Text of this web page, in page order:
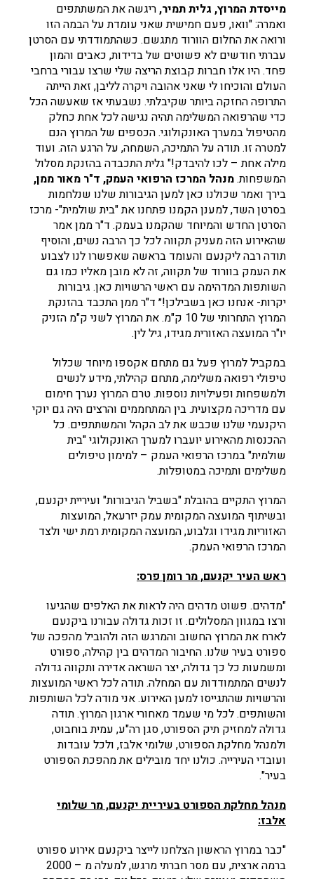
מייסדת המרוץ, גלית תמיר,ריגשה את המשתתפים
ואמרה: "וואו, פעם חמישית שאני עומדת על הבמה הזו
ורואה את החלום הוורוד מתגשם. כשהתמודדתי עם הסרטן
עברתי חודשים לא פשוטים של בדידות, כאבים והמון
פחד. היו אלו חברות קבוצת הריצה שלי שרצו עבורי ברחבי
העולם והוכיחו לי שאני אהובה ויקרה לליבן, זאת הייתה
התרופה החזקה ביותר שקיבלתי. נשבעתי אז שאעשה הכל
כדי שהרפואה המשלימה תהיה נגישה לכל אחת כחלק
מהטיפול במערך האונקולוגי. הכספים של המרוץ הנם
למטרה זו. תודה על התמיכה, השמחה, על הרגע הזה. ועוד
מילה אחת – לכו להיבדק!" גלית התכבדה בהזנקת מסלול
המשפחות.מנהל המרכז הרפואי העמק, ד"ר מאור ממן,
בירך ואמר שכולנו כאן למען הגיבורות שלנו שנלחמות
בסרטן השד, למענן הקמנו פתחנו את "בית שולמית"- מרכז
הסרטן החדש והמיוחד שהקמנו בעמק. ד"ר ממן אמר
שהאירוע הזה מעניק תקווה לכל כך הרבה נשים, והוסיף
תודה רבה ליקנעם והעומד בראשה שאפשרו לנו לצבוע
את העמק בוורוד של תקווה, זה לא מובן מאליו כמו גם
השותפות המדהימה עם ראשי הרשויות כאן. גיבורות
יקרות- אנחנו כאן בשבילכן!״ ד"ר ממן התכבד בהזנקת
המרוץ התחרותי של 10 ק"מ. את המרוץ לשני ק"מ הזניק
יו"ר המועצה האזורית מגידו, גיל לין.
במקביל למרוץ פעל גם מתחם אקספו מיוחד שכלול
טיפולי רפואה משלימה, מתחם קהילתי, מידע לנשים
ולמשפחות ופעילויות נוספות. טרם המרוץ נערך חימום
עם מדריכה מקצועית. בין המתחממים והרצים היה גם יוקי
היקנעמי שלנו שכבש את לב הקהל והמשתתפים. כל
ההכנסות מהאירוע יועברו למערך האונקולוגי "בית
שולמית" במרכז הרפואי העמק – למימון טיפולים
משלימים ותמיכה במטופלות.
המרוץ התקיים בהובלת "בשביל הגיבורות" ועיריית יקנעם,
ובשיתוף המועצה המקומית עמק יזרעאל, המועצות
האזוריות מגידו וגלבוע, המועצה המקומית רמת ישי ולצד
המרכז הרפואי העמק.
ראש העיר יקנעם, מר רומן פרס:
"מדהים. פשוט מדהים היה לראות את האלפים שהגיעו
ורצו במגוון המסלולים. זו זכות גדולה עבורנו ביקנעם
לארח את המרוץ החשוב והמרגש הזה ולהוביל מהפכה של
ספורט בעיר שלנו. החיבור המדהים בין קהילה, ספורט
ומשמעות כל כך גדולה, יצר השראה אדירה ותקווה גדולה
לנשים המתמודדות עם המחלה. תודה לכל ראשי המועצות
והרשויות שהתגייסו למען האירוע. אני מודה לכל השותפות
והשותפים. לכל מי שעמד מאחורי ארגון המרוץ. תודה
גדולה למחזיק תיק הספורט, סגן רה"ע, עמית בוחבוט,
ולמנהל מחלקת הספורט, שלומי אלבז, ולכל עובדות
ועובדי העירייה. כולנו יחד מובילים את מהפכת הספורט
בעיר".
מנהל מחלקת הספורט בעיריית יקנעם, מר שלומי
אלבז:
"כבר במרוץ הראשון הצלחנו לייצר ביקנעם אירוע ספורט
ברמה ארצית, עם מסר חברתי מרגש, למעלה מ – 2000